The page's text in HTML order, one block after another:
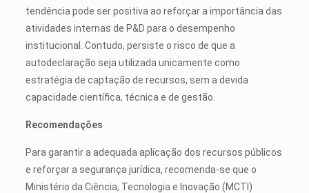
tendência pode ser positiva ao reforçar a importância das
atividades internas de P&D para o desempenho
institucional. Contudo, persiste o risco de que a
autodeclaração seja utilizada unicamente como
estratégia de captação de recursos, sem a devida
capacidade científica, técnica e de gestão.
Recomendações
Para garantir a adequada aplicação dos recursos públicos
e reforçar a segurança jurídica, recomenda-se que o
Ministério da Ciência, Tecnologia e Inovação (MCTI)